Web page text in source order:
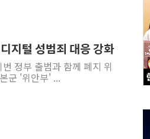
시] 지수 하락 속 'DGC' 임시 주총 기
제' 다이먼 "금융시장 레버리지 위험수
염색공장서 화재 1명 중상…대응 1단계
부 장관 "주 52시간 손봐야, 경쟁상대
창설 80주년…지역과 함께하는 '선봉'
론 전술, 중남미 콜롬비아에 새 안보 위
지털 성범죄 대응 강화
정부 출범과 함께 폐지 위
군 '위안부' ...